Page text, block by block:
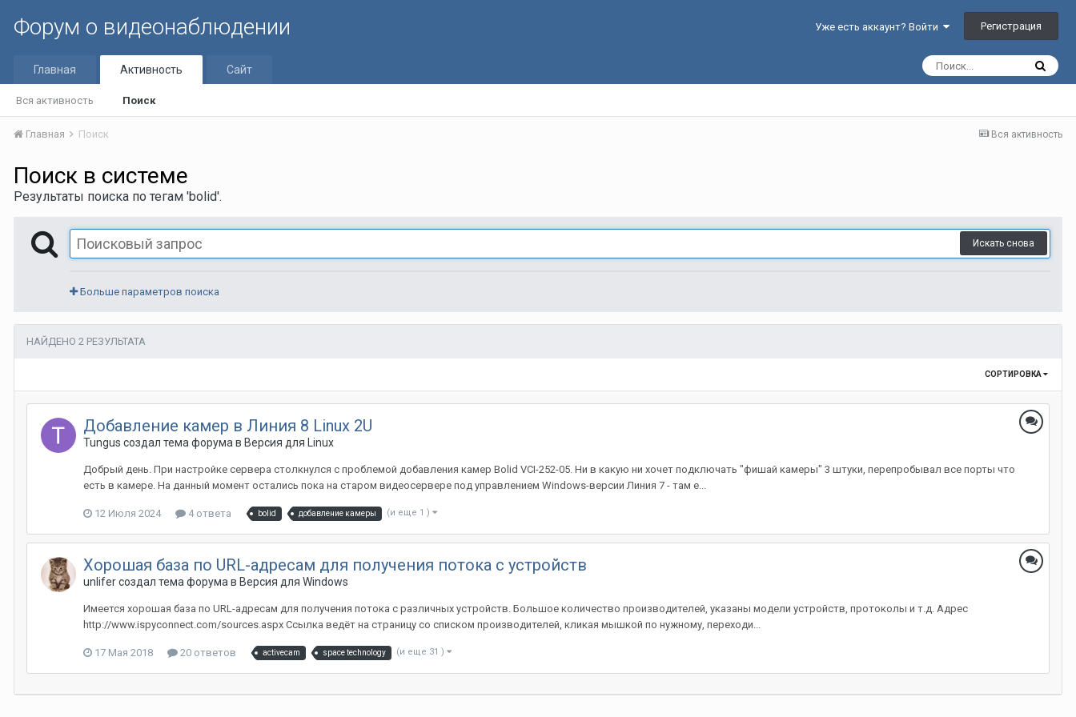
Форум о видеонаблюдении Уже есть аккаунт? Войти Регистрация
Главная Активность
Вся активность Поиск
Сайт
Вся активность
Главная Поиск
Поиск в системе
Результаты поиска по тегам 'bolid'.
Искать снова
Больше параметров поиска
НАЙДЕНО 2 РЕЗУЛЬТАТА
СОРТИРОВКА
Добавление камер в Линия 8 Linux 2U
Tungus создал тема форума в Версия для Linux
Добрый день. При настройке сервера столкнулся с проблемой добавления камер Bolid VCI-252-05. Ни в какую ни хочет подключать "фишай камеры" 3 штуки, перепробывал все порты что
есть в камере. На данный момент остались пока на старом видеосервере под управлением Windows-версии Линия 7 - там е...
12 Июля 2024 4 ответа bolid добавление камеры (и еще 1 )
Хорошая база по URL-адресам для получения потока с устройств
unlifer создал тема форума в Версия для Windows
Имеется хорошая база по URL-адресам для получения потока с различных устройств. Большое количество производителей, указаны модели устройств, протоколы и т.д. Адрес
http://www.ispyconnect.com/sources.aspx Ссылка ведёт на страницу со списком производителей, кликая мышкой по нужному, переходи...
17 Мая 2018 20 ответов activecam space technology (и еще 31 )